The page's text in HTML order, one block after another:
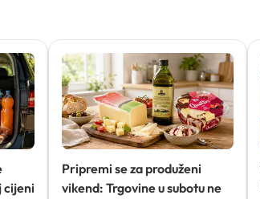
cijeni
Pripremi se za produženi
vikend: Trgovine u subotu ne